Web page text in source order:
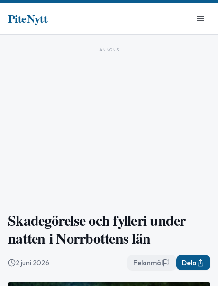
PiteNytt
ANNONS
Skadegörelse och fylleri under
natten i Norrbottens län
2 juni 2026 Felanmäl Dela